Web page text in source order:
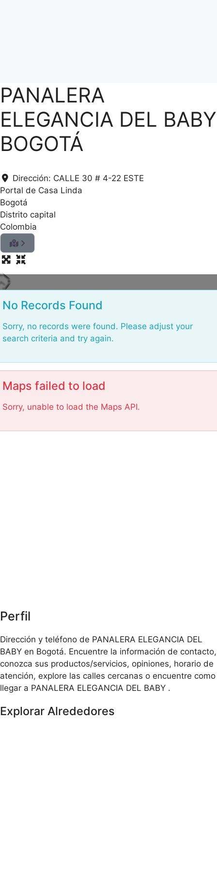
PANALERA
ELEGANCIA DEL BABY
BOGOTÁ
Dirección: CALLE 30 # 4-22 ESTE
Portal de Casa Linda
Bogotá
Distrito capital
Colombia
o
No Records Found
Sorry, no records were found. Please adjust your
search criteria and try again.
Maps failed to load
Sorry, unable to load the Maps API.
Perfil
Dirección y teléfono de PANALERA ELEGANCIA DEL
BABY en Bogotá. Encuentre la información de contacto,
conozca sus productos/servicios, opiniones, horario de
atención, explore las calles cercanas o encuentre como
llegar a PANALERA ELEGANCIA DEL BABY .
Explorar Alrededores